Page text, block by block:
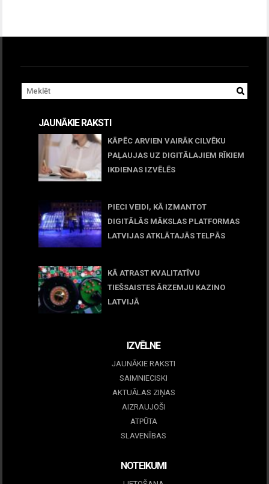
JAUNĀKIE RAKSTI
KĀPĒC ARVIEN VAIRĀK CILVĒKU
PAĻAUJAS UZ DIGITĀLAJIEM RĪKIEM
IKDIENAS IZVĒLĒS
PIECI VEIDI, KĀ IZMANTOT
DIGITĀLĀS MĀKSLAS PLATFORMAS
LATVIJAS ATKLĀTAJĀS TELPĀS
KĀ ATRAST KVALITATĪVU
TIEŠSAISTES ĀRZEMJU KAZINO
LATVIJĀ
IZVĒLNE
JAUNĀKIE RAKSTI
SAIMNIECISKI
AKTUĀLAS ZIŅAS
AIZRAUJOŠI
ATPŪTA
SLAVENĪBAS
NOTEIKUMI